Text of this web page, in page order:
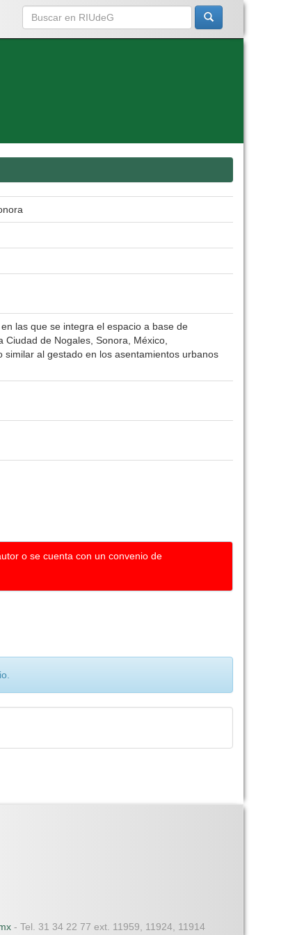
las que se integra el espacio a base de
de Nogales, Sonora, México,
al gestado en los asentamientos urbanos
o se cuenta con un convenio de
- Tel. 31 34 22 77 ext. 11959, 11924, 11914